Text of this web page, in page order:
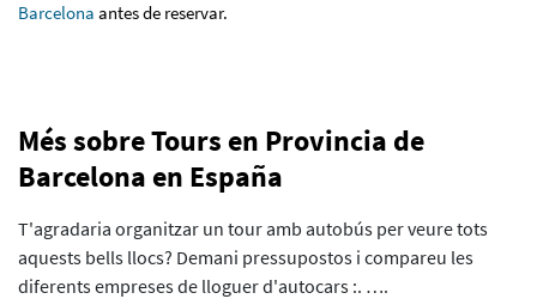
Barcelona antes de reservar.
Més sobre Tours en Provincia de
Barcelona en España
T'agradaria organitzar un tour amb autobús per veure tots
aquests bells llocs? Demani pressupostos i compareu les
diferents empreses de lloguer d'autocars :. ….